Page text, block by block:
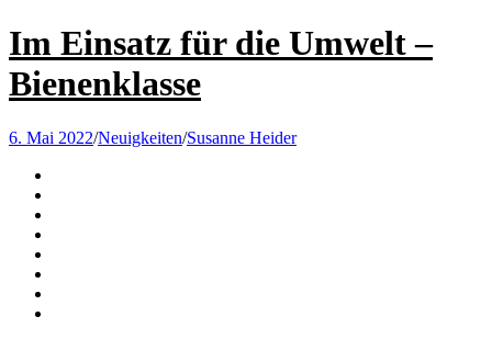
Im Einsatz für die Umwelt –
Bienenklasse
6. Mai 2022/Neuigkeiten/Susanne Heider